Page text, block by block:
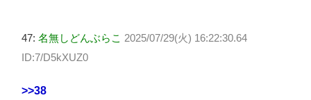
47: 名無しどんぶらこ 2025/07/29(火) 16:22:30.64
ID:7/D5kXUZ0
>>38